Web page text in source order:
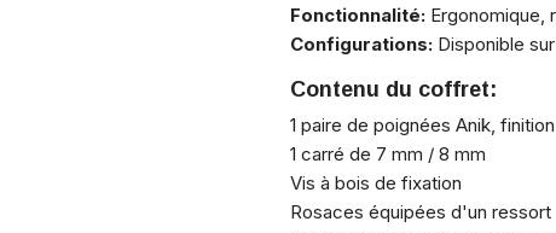
Fonctionnalité: Ergonomique,
Configurations: Disponible
Contenu du coffret:
1 paire de poignées Anik,
1 carré de 7 mm / 8 mm
Vis à bois de fixation
Rosaces équipées d'un ressort